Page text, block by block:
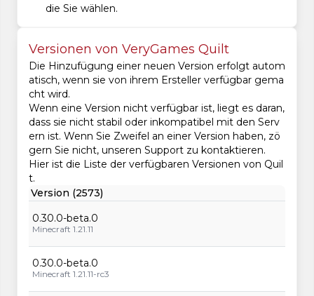
die Sie wählen.
Versionen von VeryGames Quilt
Die Hinzufügung einer neuen Version erfolgt autom
atisch, wenn sie von ihrem Ersteller verfügbar gema
cht wird.
Wenn eine Version nicht verfügbar ist, liegt es daran,
dass sie nicht stabil oder inkompatibel mit den Serv
ern ist. Wenn Sie Zweifel an einer Version haben, zö
gern Sie nicht, unseren Support zu kontaktieren.
Hier ist die Liste der verfügbaren Versionen von Quil
t.
Version (2573)
0.30.0-beta.0
Minecraft 1.21.11
0.30.0-beta.0
Minecraft 1.21.11-rc3